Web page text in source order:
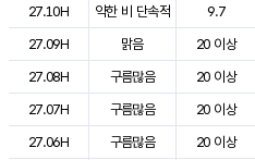
27.10H
약한 비 단속적 9.7
27.09H
맑음 20 이상
27.08H
구름많음 20 이상
27.07H
구름많음 20 이상
27.06H
구름많음 20 이상